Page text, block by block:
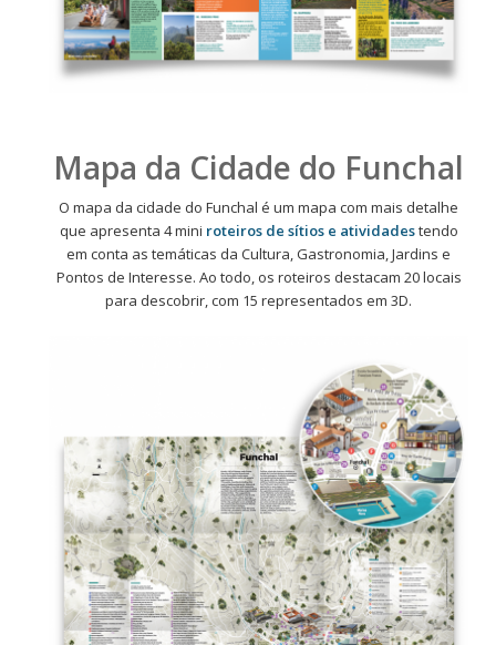
Mapa da Cidade do Funchal
O mapa da cidade do Funchal é um mapa com mais detalhe
que apresenta 4 mini roteiros de sítios e atividadestendo
em conta as temáticas da Cultura, Gastronomia, Jardins e
Pontos de Interesse. Ao todo, os roteiros destacam 20 locais
para descobrir, com 15 representados em 3D.